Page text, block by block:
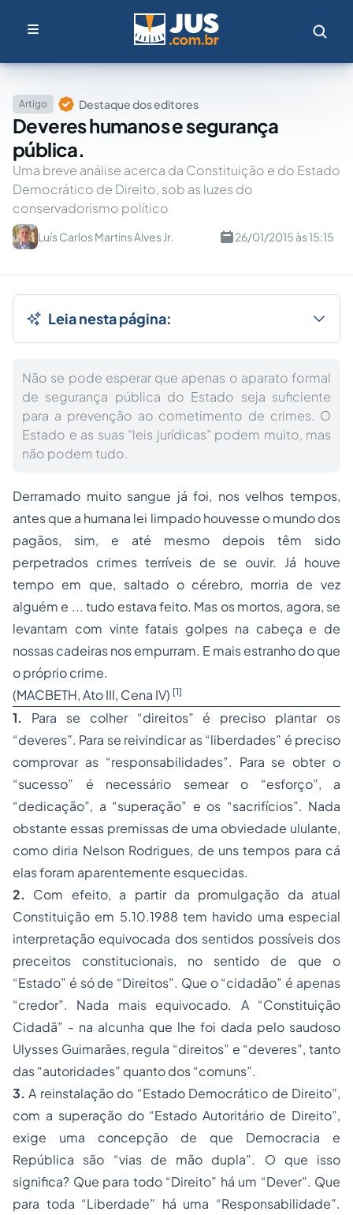
Artigo Destaque dos editores
Deveres humanos e segurança
pública.
Uma breve análise acerca da Constituição e do Estado
Democrático de Direito, sob as luzes do
conservadorismo político
Luís Carlos Martins Alves Jr. 26/01/2015 às 15:15
Leia nesta página:
Não se pode esperar que apenas o aparato formal
de segurança pública do Estado seja suficiente
para a prevenção ao cometimento de crimes. O
Estado e as suas “leis jurídicas” podem muito, mas
não podem tudo.
Derramado muito sangue já foi, nos velhos tempos,
antes que a humana lei limpado houvesse o mundo dos
pagãos, sim, e até mesmo depois têm sido
perpetrados crimes terríveis de se ouvir. Já houve
tempo em que, saltado o cérebro, morria de vez
alguém e ... tudo estava feito. Mas os mortos, agora, se
levantam com vinte fatais golpes na cabeça e de
nossas cadeiras nos empurram. E mais estranho do que
o próprio crime.
(MACBETH, Ato III, Cena IV) [1]
1. Para se colher “direitos” é preciso plantar os
“deveres”. Para se reivindicar as “liberdades” é preciso
comprovar as “responsabilidades”. Para se obter o
“sucesso” é necessário semear o “esforço”, a
“dedicação”, a “superação” e os “sacrifícios”. Nada
obstante essas premissas de uma obviedade ululante,
como diria Nelson Rodrigues, de uns tempos para cá
elas foram aparentemente esquecidas.
2. Com efeito, a partir da promulgação da atual
Constituição em 5.10.1988 tem havido uma especial
interpretação equivocada dos sentidos possíveis dos
preceitos constitucionais, no sentido de que o
“Estado” é só de “Direitos”. Que o “cidadão” é apenas
“credor”. Nada mais equivocado. A “Constituição
Cidadã” - na alcunha que lhe foi dada pelo saudoso
Ulysses Guimarães, regula “direitos” e “deveres”, tanto
das “autoridades” quanto dos “comuns”.
3. A reinstalação do “Estado Democrático de Direito”,
com a superação do “Estado Autoritário de Direito”,
exige uma concepção de que Democracia e
República são “vias de mão dupla”. O que isso
significa? Que para todo “Direito” há um “Dever”. Que
para toda “Liberdade” há uma “Responsabilidade”.